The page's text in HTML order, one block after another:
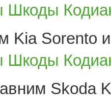
Шкоды
Kia Sorento
Шкоды
Skoda